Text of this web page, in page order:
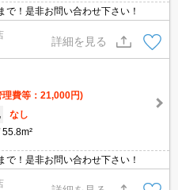
で！是非お問い合わせ下さい！
詳細を見る
理費等：21,000円)
なし
55.8m²
で！是非お問い合わせ下さい！